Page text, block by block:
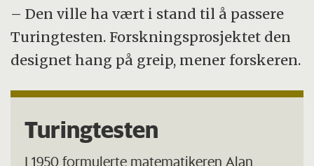
– Den ville ha vært i stand til å passere
Turingtesten. Forskningsprosjektet den
designet hang på greip, mener forskeren.
Turingtesten
I 1950 formulerte matematikeren Alan